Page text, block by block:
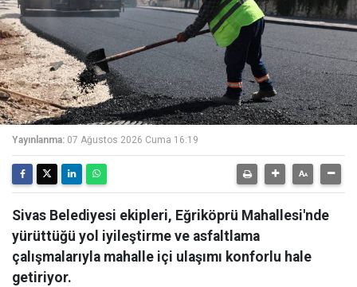
Yayınlanma: 07 Ağustos 2026 Cuma 16:19
Sivas Belediyesi ekipleri, Eğriköprü Mahallesi'nde
yürüttüğü yol iyileştirme ve asfaltlama
çalışmalarıyla mahalle içi ulaşımı konforlu hale
getiriyor.